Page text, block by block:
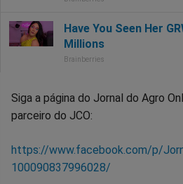
Siga a página do Jornal do Agro
parceiro do JCO:
https://www.facebook.com/p/
100090837996028/